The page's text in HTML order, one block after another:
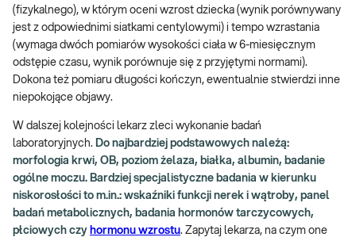
(fizykalnego), w którym oceni wzrost dziecka (wynik porównywany
jest z odpowiednimi siatkami centylowymi) i tempo wzrastania
(wymaga dwóch pomiarów wysokości ciała w 6-miesięcznym
odstępie czasu, wynik porównuje się z przyjętymi normami).
Dokona też pomiaru długości kończyn, ewentualnie stwierdzi inne
niepokojące objawy.
W dalszej kolejności lekarz zleci wykonanie badań
laboratoryjnych. Do najbardziej podstawowych należą:
morfologia krwi, OB, poziom żelaza, białka, albumin, badanie
ogólne moczu. Bardziej specjalistyczne badania w kierunku
niskorosłości to m.in.: wskaźniki funkcji nerek i wątroby, panel
badań metabolicznych, badania hormonów tarczycowych,
płciowych czy hormonu wzrostu. Zapytaj lekarza, na czym one